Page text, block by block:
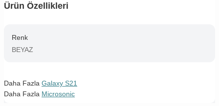
Ürün Özellikleri
Renk
BEYAZ
Daha Fazla Galaxy S21
Daha Fazla Microsonic